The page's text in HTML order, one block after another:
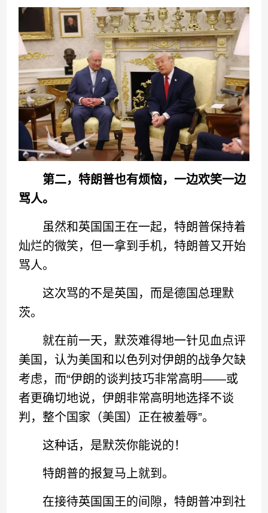
第二，特朗普也有烦恼，一边欢笑一边
骂人。
虽然和英国国王在一起，特朗普保持着
灿烂的微笑，但一拿到手机，特朗普又开始
骂人。
这次骂的不是英国，而是德国总理默
茨。
就在前一天，默茨难得地一针见血点评
美国，认为美国和以色列对伊朗的战争欠缺
考虑，而“伊朗的谈判技巧非常高明——或
者更确切地说，伊朗非常高明地选择不谈
判，整个国家（美国）正在被羞辱”。
这种话，是默茨你能说的！
特朗普的报复马上就到。
在接待英国国王的间隙，特朗普冲到社